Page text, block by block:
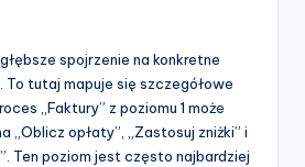
spojrzenie na konkretne
To tutaj mapuje się szczegółowe
„Faktury” z poziomu 1 może
„Oblicz opłaty”, „Zastosuj zniżki” i
Ten poziom jest często najbardziej